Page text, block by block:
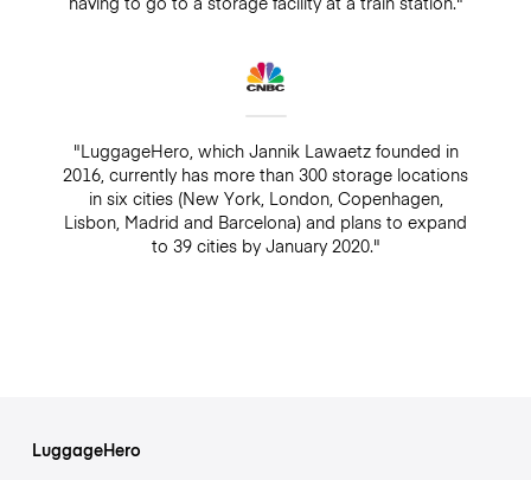
"LuggageHero, which Jannik Lawaetz founded in
2016, currently has more than 300 storage locations
in six cities (New York, London, Copenhagen,
Lisbon, Madrid and Barcelona) and plans to expand
to 39 cities by January 2020."
LuggageHero